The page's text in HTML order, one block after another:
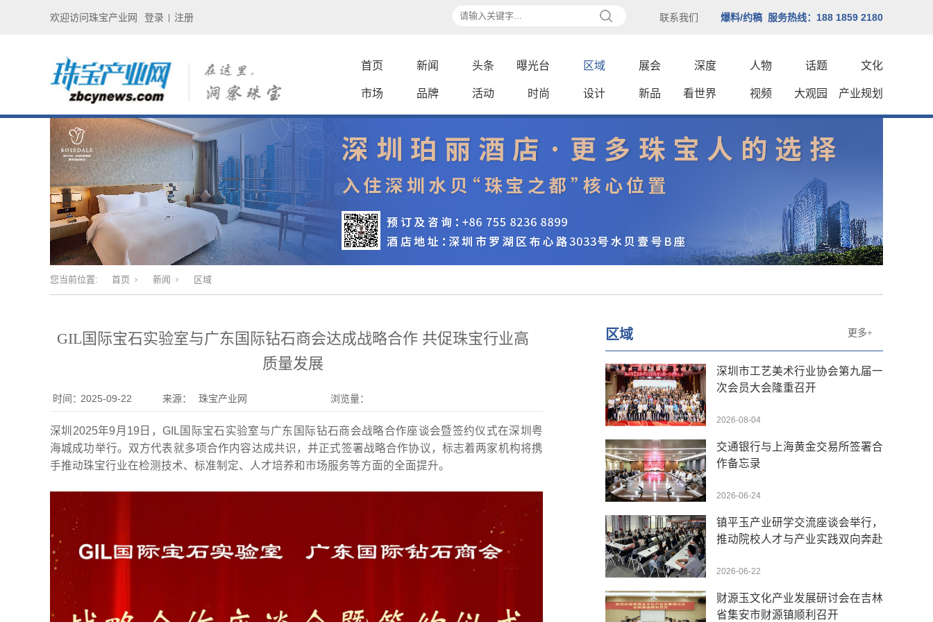
欢迎访问珠宝产业网 登录 注册 联系我们 爆料/约稿 服务热线：188 1859 2180
首页 新闻 头条 曝光台 区域 展会 深度 人物 话题 文化
市场 品牌 活动 时尚 设计 新品 看世界 视频 大观园 产业规划
您当前位置: 首页 新闻 区域
GIL国际宝石实验室与广东国际钻石商会达成战略合作 共促珠宝行业高
质量发展
时间：2025-09-22 来源： 珠宝产业网 浏览量：
深圳2025年9月19日，GIL国际宝石实验室与广东国际钻石商会战略合作座谈会暨签约仪式在深圳粤
海城成功举行。双方代表就多项合作内容达成共识，并正式签署战略合作协议，标志着两家机构将携
手推动珠宝行业在检测技术、标准制定、人才培养和市场服务等方面的全面提升。
区域 更多+
深圳市工艺美术行业协会第九届一
次会员大会隆重召开
2026-08-04
交通银行与上海黄金交易所签署合
作备忘录
2026-06-24
镇平玉产业研学交流座谈会举行，
推动院校人才与产业实践双向奔赴
2026-06-22
财源玉文化产业发展研讨会在吉林
省集安市财源镇顺利召开